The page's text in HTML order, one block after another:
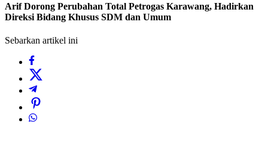
Arif Dorong Perubahan Total Petrogas Karawang, Hadirkan
Direksi Bidang Khusus SDM dan Umum
Sebarkan artikel ini